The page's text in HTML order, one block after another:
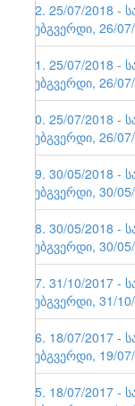
92. 25/07/2018
ვებგვერდი, 26/
91. 25/07/2018
ვებგვერდი, 26/
90. 25/07/2018
ვებგვერდი, 26/
89. 30/05/2018
ვებგვერდი, 30/
88. 30/05/2018
ვებგვერდი, 30/
87. 31/10/2017
ვებგვერდი, 31/
86. 18/07/2017
ვებგვერდი, 19/
85. 18/07/2017